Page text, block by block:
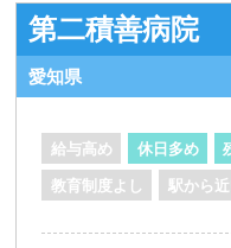
第二積善病院
愛知県
給与高め 休日多め
教育制度よし 駅から